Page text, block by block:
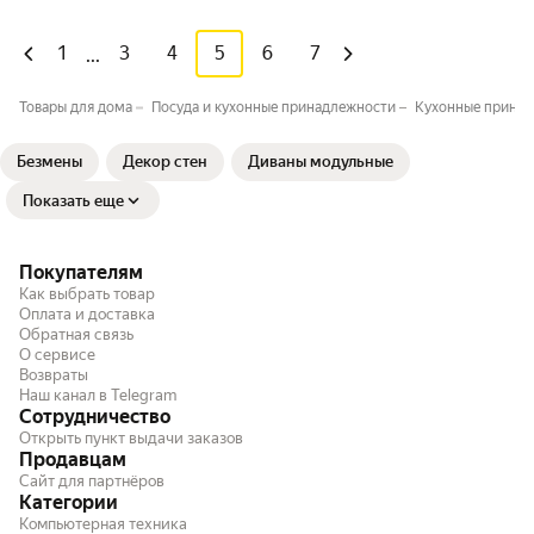
1 ... 3 4 5 6 7
Товары для дома Посуда и кухонные принадлежности Кухонные
Безмены Декор стен Диваны модульные
Показать еще
Покупателям
Как выбрать товар
Оплата и доставка
Обратная связь
О сервисе
Возвраты
Наш канал в Telegram
Сотрудничество
Открыть пункт выдачи заказов
Продавцам
Сайт для партнёров
Категории
Компьютерная техника